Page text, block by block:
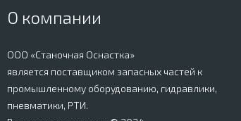
О компании
ООО «Станочная Оснастка»
является поставщиком запасных частей к
промышленному оборудованию, гидравлики,
пневматики, РТИ.